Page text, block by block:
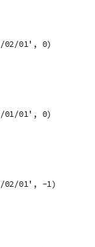
02/01', 0)
01/01', 0)
02/01', -1)